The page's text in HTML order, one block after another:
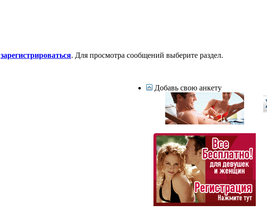
зарегистрироваться. Для просмотра сообщений выберите раздел.
Добавь свою анкету